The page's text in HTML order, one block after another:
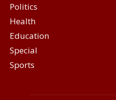
Politics
Health
Education
Special
Sports